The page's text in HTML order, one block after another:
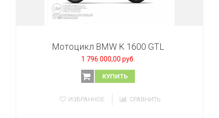
Мотоцикл BMW K 1600 GTL
1 796 000,00 руб.
КУПИТЬ
ИЗБРАННОЕ СРАВНИТЬ